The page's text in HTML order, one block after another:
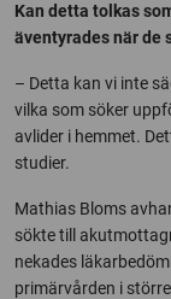
Kan detta tolkas
äventyrades när de
– Detta kan vi inte
vilka som söker
avlider i hemmet.
studier.
Mathias Bloms
sökte till
nekades
primärvården i